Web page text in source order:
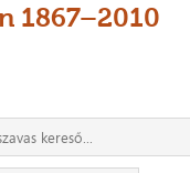
1867–2010